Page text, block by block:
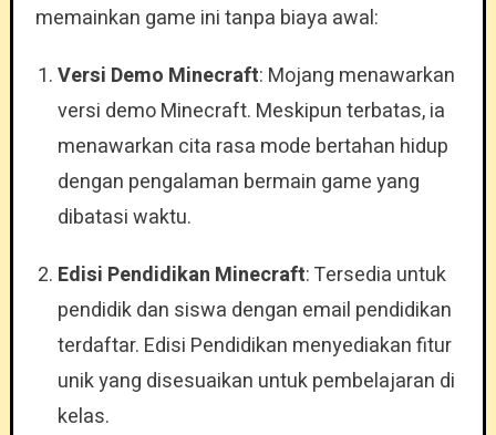
memainkan game ini tanpa biaya awal:
Versi Demo Minecraft: Mojang menawarkan
versi demo Minecraft. Meskipun terbatas, ia
menawarkan cita rasa mode bertahan hidup
dengan pengalaman bermain game yang
dibatasi waktu.
Edisi Pendidikan Minecraft: Tersedia untuk
pendidik dan siswa dengan email pendidikan
terdaftar. Edisi Pendidikan menyediakan fitur
unik yang disesuaikan untuk pembelajaran di
kelas.